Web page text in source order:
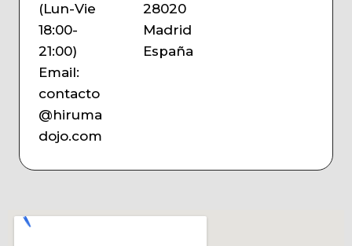
(Lun-Vie
18:00-
21:00)
Email:
contacto
@hiruma
dojo.com
28020
Madrid
España